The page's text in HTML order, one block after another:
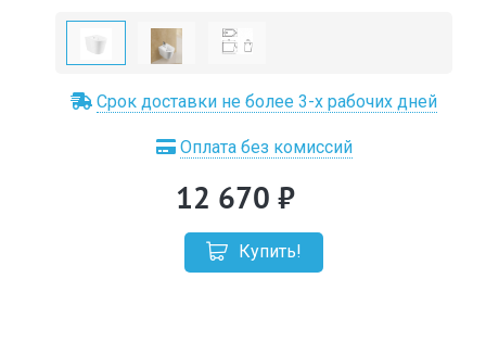
Срок доставки не более 3-х рабочих дней
Оплата без комиссий
12 670
Купить!